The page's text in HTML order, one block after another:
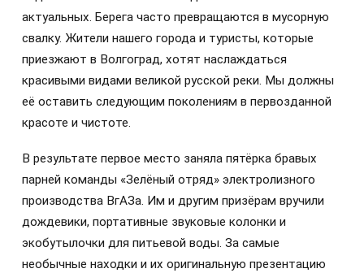
актуальных. Берега часто превращаются в мусорную
свалку. Жители нашего города и туристы, которые
приезжают в Волгоград, хотят наслаждаться
красивыми видами великой русской реки. Мы должны
её оставить следующим поколениям в первозданной
красоте и чистоте.
В результате первое место заняла пятёрка бравых
парней команды «Зелёный отряд» электролизного
производства ВгАЗа. Им и другим призёрам вручили
дождевики, портативные звуковые колонки и
экобутылочки для питьевой воды. За самые
необычные находки и их оригинальную презентацию